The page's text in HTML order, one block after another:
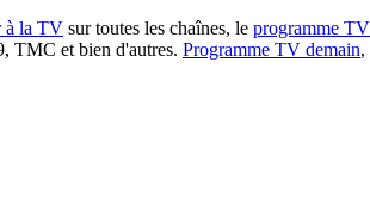
à la TV sur toutes les chaînes, le programme
TMC et bien d'autres. Programme TV demain,